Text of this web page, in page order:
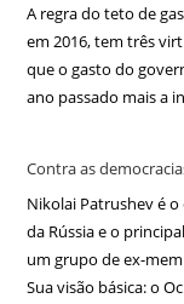
A regra do teto de
em 2016, tem três
que o gasto do
ano passado mais a
Contra as
Nikolai Patrushev é
da Rússia e o
um grupo de ex-
Sua visão básica: o